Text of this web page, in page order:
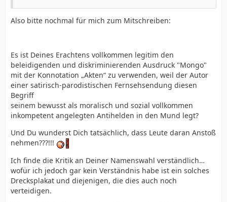
Also bitte nochmal für mich zum Mitschreiben:
Es ist Deines Erachtens vollkommen legitim den
beleidigenden und diskriminierenden Ausdruck "Mongo"
mit der Konnotation „Akten“ zu verwenden, weil der Autor
einer satirisch-parodistischen Fernsehsendung diesen
Begriff
seinem bewusst als moralisch und sozial vollkommen
inkompetent angelegten Antihelden in den Mund legt?
Und Du wunderst Dich tatsächlich, dass Leute daran Anstoß
nehmen???!!!
Ich finde die Kritik an Deiner Namenswahl verständlich…
wofür ich jedoch gar kein Verständnis habe ist ein solches
Drecksplakat und diejenigen, die dies auch noch
verteidigen.